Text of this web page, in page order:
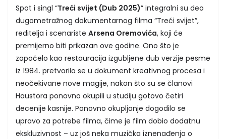
Spot i singl “Treći svijet (Dub 2025)” integralni su deo
dugometražnog dokumentarnog filma “Treći svijet”,
reditelja i scenariste Arsena Oremovića, koji će
premijerno biti prikazan ove godine. Ono što je
započelo kao restauracija izgubljene dub verzije pesme
iz 1984. pretvorilo se u dokument kreativnog procesa i
neočekivane nove magije, nakon što su se članovi
Haustora ponovno okupili u studiju gotovo četiri
decenije kasnije. Ponovno okupljanje dogodilo se
upravo za potrebe filma, čime je film dobio dodatnu
ekskluzivnost – uz još neka muzička iznenađenja o